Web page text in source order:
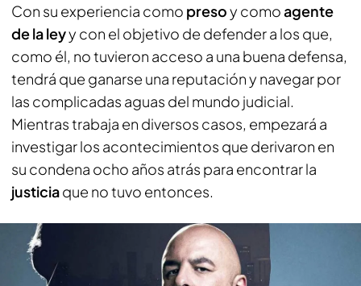
Con su experiencia como presoy comoagente
de la leyy con el objetivo de defender a los que,
como él, no tuvieron acceso a una buena defensa,
tendrá que ganarse una reputación y navegar por
las complicadas aguas del mundo judicial.
Mientras trabaja en diversos casos, empezará a
investigar los acontecimientos que derivaron en
su condena ocho años atrás para encontrar la
justiciaque no tuvo entonces.